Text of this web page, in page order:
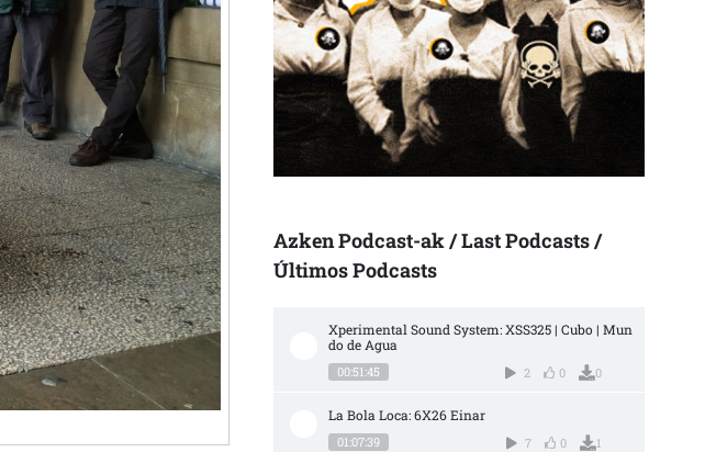
Azken Podcast-ak / Last Podcasts /
Últimos Podcasts
Xperimental Sound System: XSS325 | Cubo | Mun
do de Agua
00:51:45 2 0 0
La Bola Loca: 6X26 Einar
01:07:39 7 0 1